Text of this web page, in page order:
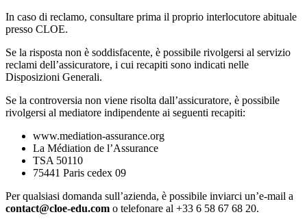
In caso di reclamo, consultare prima il proprio interlocutore abituale
presso CLOE.
Se la risposta non è soddisfacente, è possibile rivolgersi al servizio
reclami dell’assicuratore, i cui recapiti sono indicati nelle
Disposizioni Generali.
Se la controversia non viene risolta dall’assicuratore, è possibile
rivolgersi al mediatore indipendente ai seguenti recapiti:
www.mediation-assurance.org
La Médiation de l’Assurance
TSA 50110
75441 Paris cedex 09
Per qualsiasi domanda sull’azienda, è possibile inviarci un’e-mail a
contact@cloe-edu.com o telefonare al +33 6 58 67 68 20.